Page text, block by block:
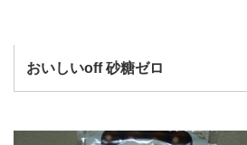
おいしいoff 砂糖ゼロ